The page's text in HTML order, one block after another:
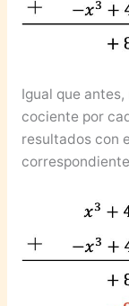
Igual que
cociente por
resultados con